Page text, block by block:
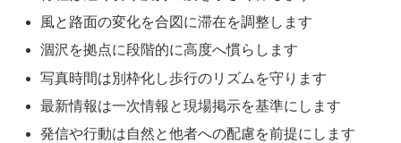
風と路面の変化を合図に滞在を調整します
涸沢を拠点に段階的に高度へ慣らします
写真時間は別枠化し歩行のリズムを守ります
最新情報は一次情報と現場掲示を基準にします
発信や行動は自然と他者への配慮を前提にします